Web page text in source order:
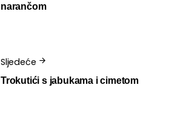
narančom
Sljedeće
Trokutići s jabukama i cimetom